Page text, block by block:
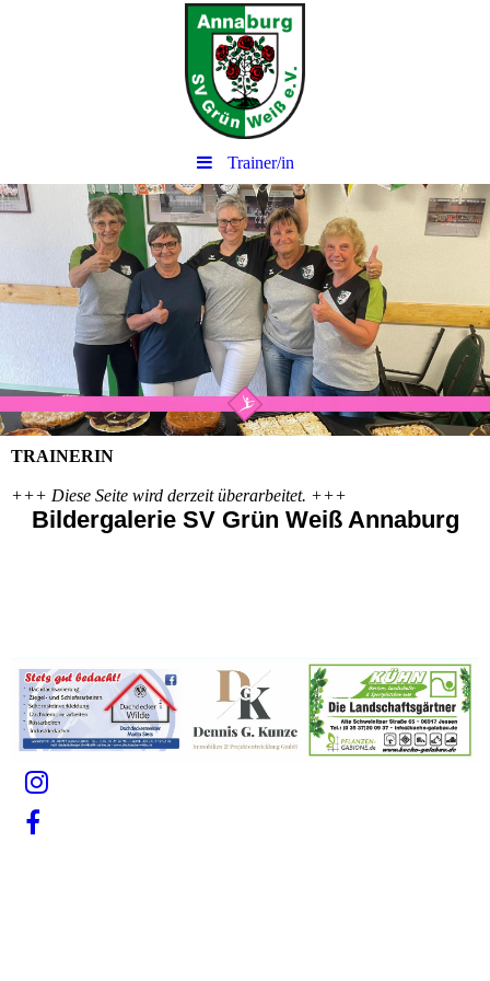
Trainer/in
TRAINERIN
+++ Diese Seite wird derzeit überarbeitet. +++
Bildergalerie SV Grün Weiß Annaburg